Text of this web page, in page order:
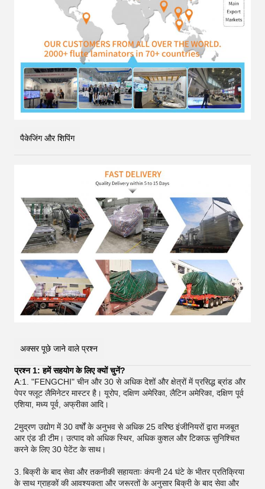
पैकेजिंग और शिपिंग
अक्सर पूछे जाने वाले प्रश्न
प्रश्न 1: हमें सहयोग के लिए क्यों चुनें?
A:1. "FENGCHI" चीन और 30 से अधिक देशों और क्षेत्रों में प्रसिद्ध ब्रांड और
पेपर फ्लूट लैमिनेटर मास्टर है। यूरोप, दक्षिण अमेरिका, लैटिन अमेरिका, दक्षिण पूर्व
एशिया, मध्य पूर्व, अफ्रीका आदि।
2मुद्रण उद्योग में 30 वर्षों के अनुभव से अधिक 25 वरिष्ठ इंजीनियरों द्वारा मजबूत
आर एंड डी टीम। उत्पाद को अधिक स्थिर, अधिक कुशल और टिकाऊ सुनिश्चित
करने के लिए 30 पेटेंट के साथ।
3. बिक्री के बाद सेवा और तकनीकी सहायताः कंपनी 24 घंटे के भीतर प्रतिक्रिया
के साथ ग्राहकों की आवश्यकता और जरूरतों के अनुसार बिक्री के बाद सेवा और